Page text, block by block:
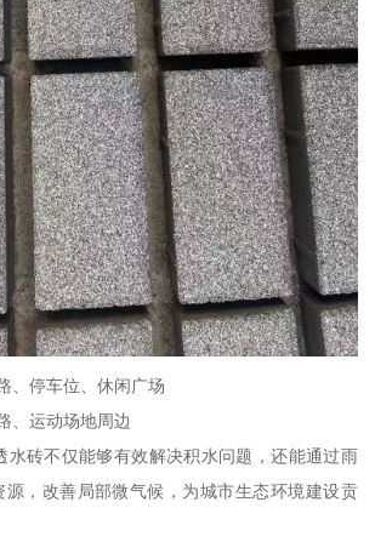
、停车位、休闲广场
、运动场地周边
水砖不仅能够有效解决积水问题，还能通过雨
源，改善局部微气候，为城市生态环境建设贡